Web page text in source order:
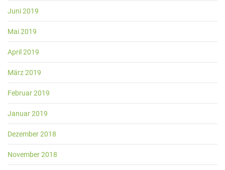
Juni 2019
Mai 2019
April 2019
März 2019
Februar 2019
Januar 2019
Dezember 2018
November 2018